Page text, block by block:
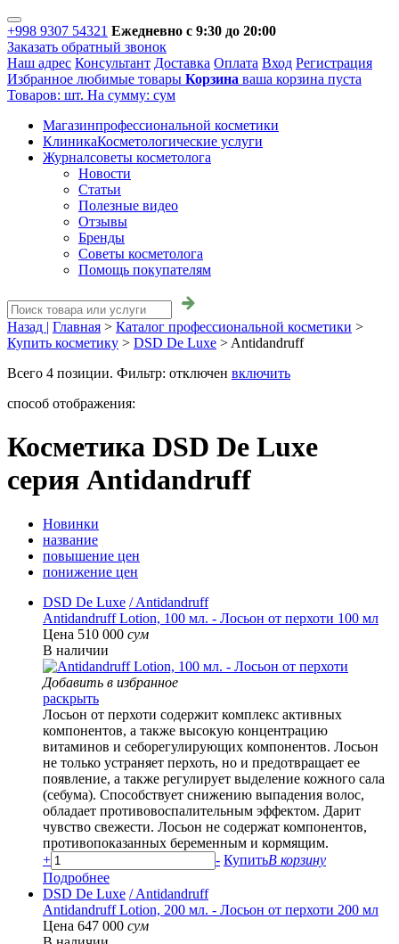
+998 9307 54321 Ежедневно с 9:30 до 20:00
Заказать обратный звонок
Наш адрес Консультант Доставка Оплата Вход Регистрация
Избранное любимые товары Корзина ваша корзина пуста
Товаров: шт. На сумму: сум
Магазинпрофессиональной косметики
КлиникаКосметологические услуги
Журналсоветы косметолога
Новости
Статьи
Полезные видео
Отзывы
Бренды
Советы косметолога
Помощь покупателям
Назад | Главная > Каталог профессиональной косметики >
Купить косметику > DSD De Luxe > Antidandruff
Всего 4 позиции. Фильтр: отключен включить
способ отображения:
Косметика DSD De Luxe
серия Antidandruff
Новинки
название
повышение цен
понижение цен
DSD De Luxe / Antidandruff
Antidandruff Lotion, 100 мл. - Лосьон от перхоти 100 мл
Цена 510 000 сум
В наличии
Добавить в избранное
раскрыть
Лосьон от перхоти содержит комплекс активных
компонентов, а также высокую концентрацию
витаминов и себорегулирующих компонентов. Лосьон
не только устраняет перхоть, но и предотвращает ее
появление, а также регулирует выделение кожного сала
(себума). Способствует снижению выпадения волос,
обладает противовоспалительным эффектом. Дарит
чувство свежести. Лосьон не содержат компонентов,
противопоказанных беременным и кормящим.
+
- КупитьВ корзину
Подробнее
DSD De Luxe / Antidandruff
Antidandruff Lotion, 200 мл. - Лосьон от перхоти 200 мл
Цена 647 000 сум